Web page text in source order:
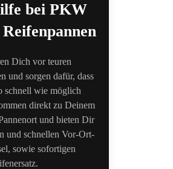
bei PKW
Dich vor teuren
und sorgen dafür, dass
schnell wie möglich
direkt zu Deinem
und bieten Dir
und schnellen Vor-Ort-
sowie sofortigen